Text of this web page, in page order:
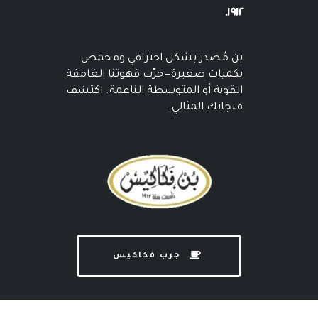
١٩١٢.
بن مُصدر بشكل احترافي ومحمص
بكميات صغيرة—جرّب قهوتنا الغامقة
القوية أو المتوسطة الناعمة. اكتشف
فنجانك المثالي.
جرب فكاكيس